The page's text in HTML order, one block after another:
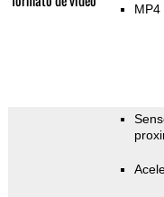
MP4